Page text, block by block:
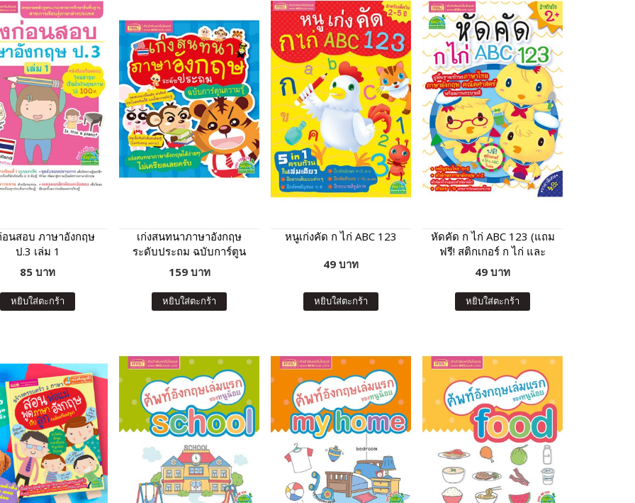
อนสอบ ภาษาอังกฤษ
ป.3 เล่ม 1
85 บาท
หยิบใส่ตะกร้า
เก่งสนทนาภาษาอังกฤษ
ระดับประถม ฉบับการ์ตูน
ความรู้
159 บาท
หยิบใส่ตะกร้า
หนูเก่งคัด ก ไก่ ABC 123
49 บาท
หยิบใส่ตะกร้า
หัดคัด ก ไก่ ABC 123 (แถม
ฟรี! สติกเกอร์ ก ไก่ และ
ABC)
49 บาท
หยิบใส่ตะกร้า